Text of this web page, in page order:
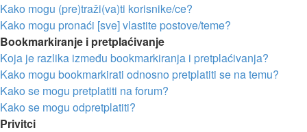
Kako mogu (pre)traži(va)ti korisnike/ce?
Kako mogu pronaći [sve] vlastite postove/teme?
Bookmarkiranje i pretplaćivanje
Koja je razlika između bookmarkiranja i pretplaćivanja?
Kako mogu bookmarkirati odnosno pretplatiti se na temu?
Kako se mogu pretplatiti na forum?
Kako se mogu odpretplatiti?
Privitci